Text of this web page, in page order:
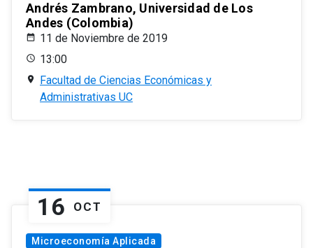
Andrés Zambrano, Universidad de Los
Andes (Colombia)
11 de Noviembre de 2019
13:00
Facultad de Ciencias Económicas y
Administrativas UC
16 OCT
Microeconomía Aplicada